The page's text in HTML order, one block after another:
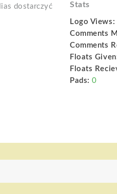
dostarczyć
Stats
Logo Views:
Comments
Comments
Floats
Floats
Pads: 0